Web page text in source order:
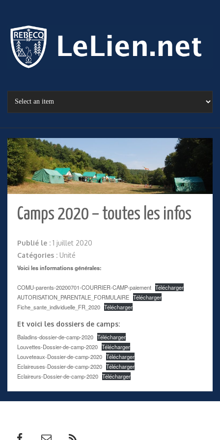
Camps 2020 – toutes les infos
Publié le : 1 juillet 2020
Catégories : Unité
Voici les informations générales:
COMU-parents-20200701-COURRIER-CAMP-paiement Télécharger
AUTORISATION_PARENTALE_FORMULAIRE Télécharger
Fiche_sante_individuelle_FR_2020 Télécharger
Et voici les dossiers de camps:
Baladins-dossier-de-camp-2020 Télécharger
Louvettes-Dossier-de-camp-2020 Télécharger
Louveteaux-Dossier-de-camp-2020 Télécharger
Eclaireuses-Dossier-de-camp-2020 Télécharger
Eclaireurs-Dossier-de-camp-2020 Télécharger